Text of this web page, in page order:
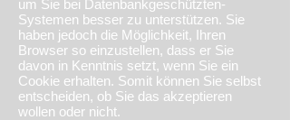
um Sie bei Datenbankgeschützten-
Systemen besser zu unterstützen. Sie
haben jedoch die Möglichkeit, Ihren
Browser so einzustellen, dass er Sie
davon in Kenntnis setzt, wenn Sie ein
Cookie erhalten. Somit können Sie selbst
entscheiden, ob Sie das akzeptieren
wollen oder nicht.